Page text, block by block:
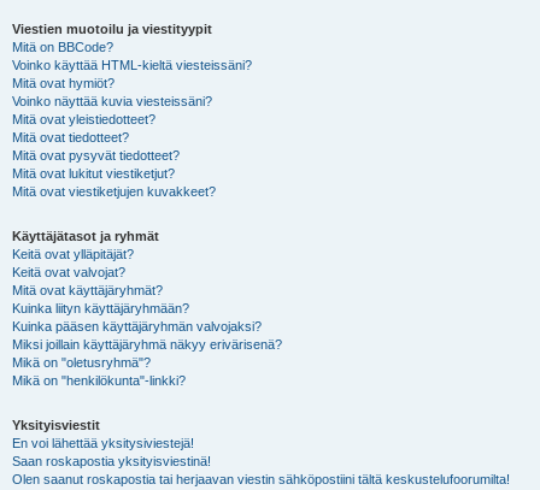
Viestien muotoilu ja viestityypit
Mitä on BBCode?
Voinko käyttää HTML-kieltä viesteissäni?
Mitä ovat hymiöt?
Voinko näyttää kuvia viesteissäni?
Mitä ovat yleistiedotteet?
Mitä ovat tiedotteet?
Mitä ovat pysyvät tiedotteet?
Mitä ovat lukitut viestiketjut?
Mitä ovat viestiketjujen kuvakkeet?
Käyttäjätasot ja ryhmät
Keitä ovat ylläpitäjät?
Keitä ovat valvojat?
Mitä ovat käyttäjäryhmät?
Kuinka liityn käyttäjäryhmään?
Kuinka pääsen käyttäjäryhmän valvojaksi?
Miksi joillain käyttäjäryhmä näkyy erivärisenä?
Mikä on "oletusryhmä"?
Mikä on "henkilökunta"-linkki?
Yksityisviestit
En voi lähettää yksitysiviestejä!
Saan roskapostia yksityisviestinä!
Olen saanut roskapostia tai herjaavan viestin sähköpostiini tältä keskustelufoorumilta!